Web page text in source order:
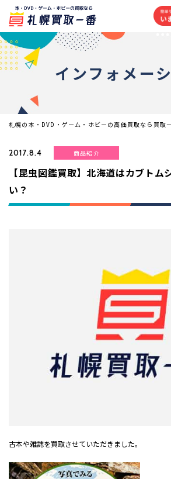
インフォメー
札幌の本・DVD・ゲーム・ホビーの高価買取なら買取
2017.8.4 商品紹介
【昆虫図鑑買取】北海道はカブトム
い？
古本や雑誌を買取させていただきました。